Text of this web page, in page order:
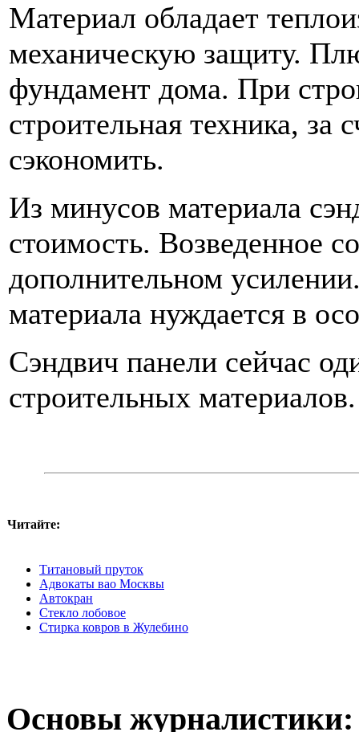
Материал обладает
механическую защиту.
фундамент дома. При
строительная техника, за
сэкономить.
Из минусов материала
стоимость. Возведенное
дополнительном
материала нуждается в
Сэндвич панели сейчас
строительных материалов.
Читайте:
Титановый пруток
Адвокаты вао Москвы
Автокран
Стекло лобовое
Стирка ковров в Жулебино
Основы журналистики: